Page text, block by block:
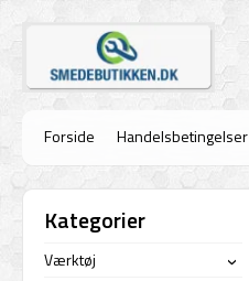
Forside Handelsbetingelser
Kategorier
Værktøj ›